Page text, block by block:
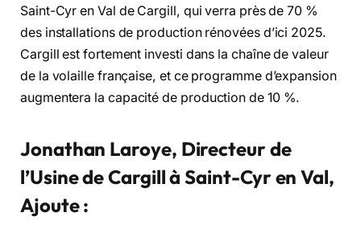
Saint-Cyr en Val de Cargill, qui verra près de 70 %
des installations de production rénovées d’ici 2025.
Cargill est fortement investi dans la chaîne de valeur
de la volaille française, et ce programme d’expansion
augmentera la capacité de production de 10 %.
Jonathan Laroye, Directeur de
l’Usine de Cargill à Saint-Cyr en Val,
Ajoute :